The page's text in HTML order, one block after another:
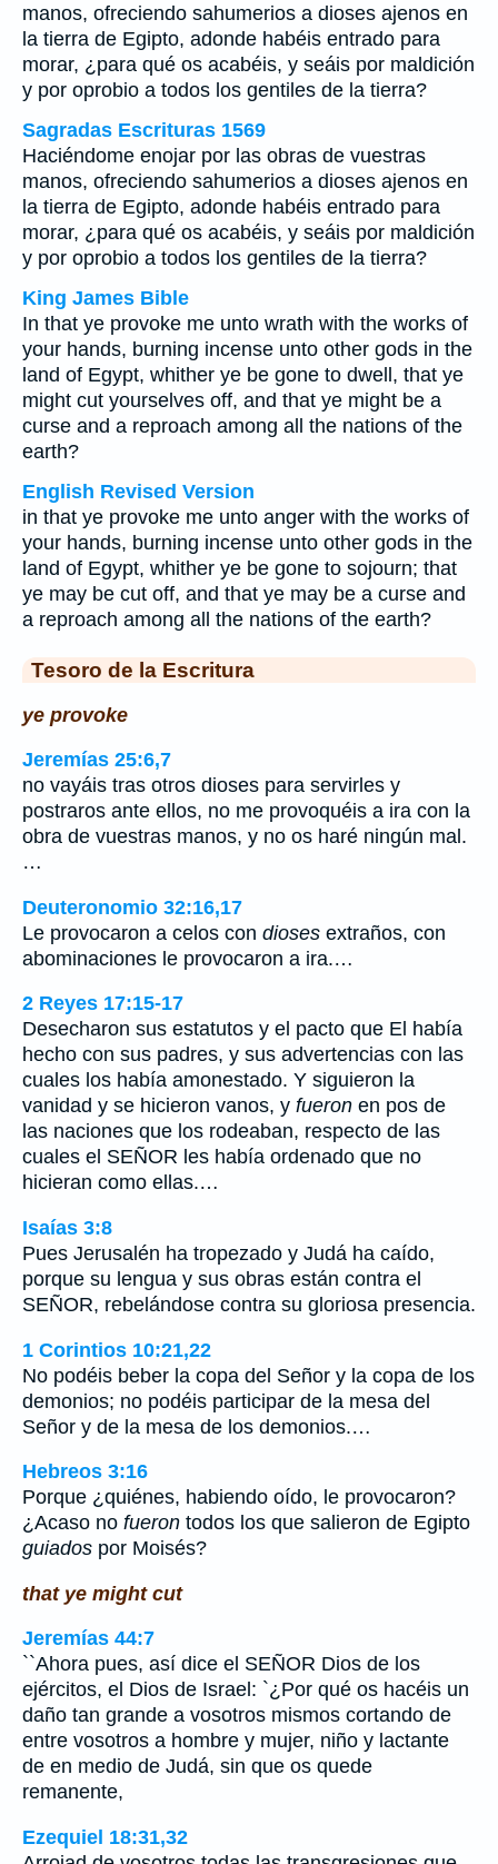
manos, ofreciendo sahumerios a dioses ajenos en
la tierra de Egipto, adonde habéis entrado para
morar, ¿para qué os acabéis, y seáis por maldición
y por oprobio a todos los gentiles de la tierra?
Sagradas Escrituras 1569
Haciéndome enojar por las obras de vuestras
manos, ofreciendo sahumerios a dioses ajenos en
la tierra de Egipto, adonde habéis entrado para
morar, ¿para qué os acabéis, y seáis por maldición
y por oprobio a todos los gentiles de la tierra?
King James Bible
In that ye provoke me unto wrath with the works of
your hands, burning incense unto other gods in the
land of Egypt, whither ye be gone to dwell, that ye
might cut yourselves off, and that ye might be a
curse and a reproach among all the nations of the
earth?
English Revised Version
in that ye provoke me unto anger with the works of
your hands, burning incense unto other gods in the
land of Egypt, whither ye be gone to sojourn; that
ye may be cut off, and that ye may be a curse and
a reproach among all the nations of the earth?
Tesoro de la Escritura
ye provoke
Jeremías 25:6,7
no vayáis tras otros dioses para servirles y
postraros ante ellos, no me provoquéis a ira con la
obra de vuestras manos, y no os haré ningún mal.
…
Deuteronomio 32:16,17
Le provocaron a celos con dioses extraños, con
abominaciones le provocaron a ira.…
2 Reyes 17:15-17
Desecharon sus estatutos y el pacto que El había
hecho con sus padres, y sus advertencias con las
cuales los había amonestado. Y siguieron la
vanidad y se hicieron vanos, y fueron en pos de
las naciones que los rodeaban, respecto de las
cuales el SEÑOR les había ordenado que no
hicieran como ellas.…
Isaías 3:8
Pues Jerusalén ha tropezado y Judá ha caído,
porque su lengua y sus obras están contra el
SEÑOR, rebelándose contra su gloriosa presencia.
1 Corintios 10:21,22
No podéis beber la copa del Señor y la copa de los
demonios; no podéis participar de la mesa del
Señor y de la mesa de los demonios.…
Hebreos 3:16
Porque ¿quiénes, habiendo oído, le provocaron?
¿Acaso no fueron todos los que salieron de Egipto
guiados por Moisés?
that ye might cut
Jeremías 44:7
``Ahora pues, así dice el SEÑOR Dios de los
ejércitos, el Dios de Israel: `¿Por qué os hacéis un
daño tan grande a vosotros mismos cortando de
entre vosotros a hombre y mujer, niño y lactante
de en medio de Judá, sin que os quede
remanente,
Ezequiel 18:31,32